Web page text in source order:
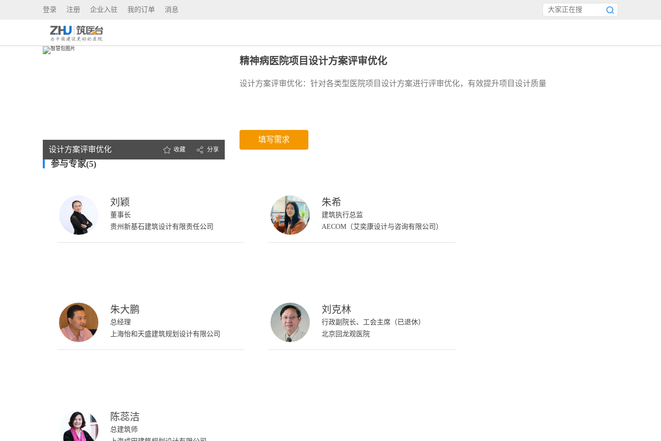
登录 注册 企业入驻 我的订单 消息
设计方案评审优化 收藏 分享
精神病医院项目设计方案评审优化
设计方案评审优化： 针对各类型医院项目设计方案进行评审优化，有效提升项目设计质量
填写需求
参与专家(5)
刘颖
董事长
贵州新基石建筑设计有限责任公司
朱希
建筑执行总监
AECOM（艾奕康设计与咨询有限公司）
朱大鹏
总经理
上海怡和天盛建筑规划设计有限公司
刘克林
行政副院长、工会主席（已退休）
北京回龙观医院
陈蕊洁
总建筑师